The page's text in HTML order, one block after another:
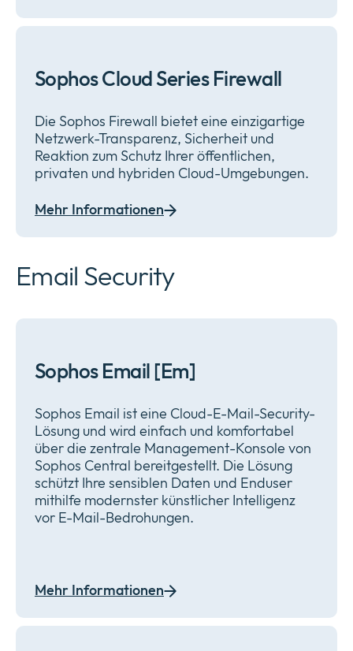
Sophos Cloud Series Firewall
Die Sophos Firewall bietet eine einzigartige
Netzwerk-Transparenz, Sicherheit und
Reaktion zum Schutz Ihrer öffentlichen,
privaten und hybriden Cloud-Umgebungen.
Mehr Informationen
Email Security
Sophos Email [Em]
Sophos Email ist eine Cloud-E-Mail-Security-
Lösung und wird einfach und komfortabel
über die zentrale Management-Konsole von
Sophos Central bereitgestellt. Die Lösung
schützt Ihre sensiblen Daten und Enduser
mithilfe modernster künstlicher Intelligenz
vor E-Mail-Bedrohungen.
Mehr Informationen